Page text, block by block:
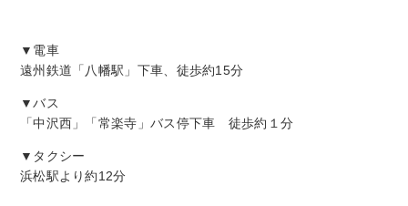
▼電車
遠州鉄道「八幡駅」下車、徒歩約15分
▼バス
「中沢西」「常楽寺」バス停下車 徒歩約１分
▼タクシー
浜松駅より約12分